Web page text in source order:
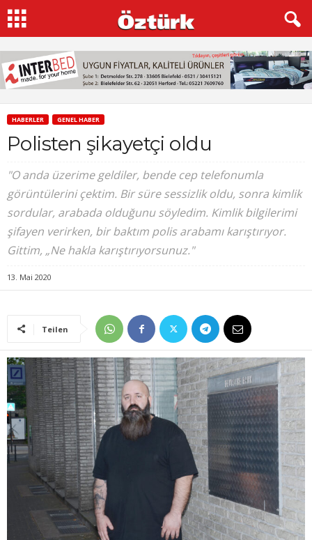
HABERLER GENEL HABER
Polisten şikayetçi oldu
"O anda üzerime geldiler, bende cep telefonumla
görüntülerini çektim. Bir süre sessizlik oldu, sonra kimlik
sordular, arabada olduğunu söyledim. Kimlik bilgilerimi
şifayen verirken, bir baktım polis arabamı karıştırıyor.
Gittim, „Ne hakla karıştırıyorsunuz."
13. Mai 2020
Teilen